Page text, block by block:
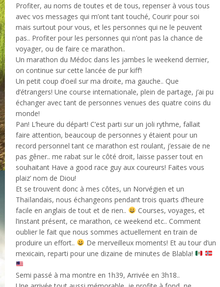
Profiter, au noms de toutes et de tous, repenser à vous tous
avec vos messages qui m’ont tant touché, Courir pour soi
mais surtout pour vous, et les personnes qui ne le peuvent
pas.. Profiter pour les personnes qui n’ont pas la chance de
voyager, ou de faire ce marathon..
Un marathon du Médoc dans les jambes le weekend dernier,
on continue sur cette lancée de pur kiff’!
Un petit coup d’oeil sur ma droite, ma gauche.. Que
d’étrangers! Une course internationale, plein de partage, j’ai pu
échanger avec tant de personnes venues des quatre coins du
monde!
Pan! L’heure du départ! C’est parti sur un joli rythme, fallait
faire attention, beaucoup de personnes y étaient pour un
record personnel tant ce marathon est roulant, j’essaie de ne
pas gêner.. me rabat sur le côté droit, laisse passer tout en
souhaitant Have a good race guy aux coureurs! Faites vous
plaiz’ nom de Diou!
Et se trouvent donc à mes côtes, un Norvégien et un
Thaïlandais, nous échangeons pendant trois quarts d’heure
facile en anglais de tout et de rien..
Courses, voyages, et
l’instant présent, ce marathon, ce weekend etc.. Comment
oublier le fait que nous sommes actuellement en train de
produire un effort..
De merveilleux moments! Et au tour d’un
mexicain, reparti pour une dizaine de minutes de Blabla!
Semi passé à ma montre en 1h39, Arrivée en 3h18..